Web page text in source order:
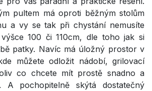
pultem má oproti běžným stolům
a vy se tak při chystání nemusíte
100 či 110cm, dle toho jak si
patky. Navíc má úložný prostor v
můžete odložit nádobí, grilovací
co chcete mít prostě snadno a
pochopitelně skýtá dostatečný